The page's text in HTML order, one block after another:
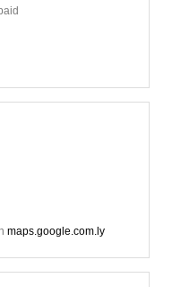
maps.google.com.ly